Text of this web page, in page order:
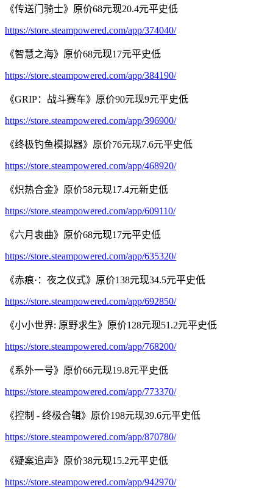
《传送门骑士》原价68元现20.4元平史低
https://store.steampowered.com/app/374040/
《智慧之海》原价68元现17元平史低
https://store.steampowered.com/app/384190/
《GRIP：战斗赛车》原价90元现9元平史低
https://store.steampowered.com/app/396900/
《终极钓鱼模拟器》原价76元现7.6元平史低
https://store.steampowered.com/app/468920/
《炽热合金》原价58元现17.4元新史低
https://store.steampowered.com/app/609110/
《六月衷曲》原价68元现17元平史低
https://store.steampowered.com/app/635320/
《赤痕·：夜之仪式》原价138元现34.5元平史低
https://store.steampowered.com/app/692850/
《小小世界: 原野求生》原价128元现51.2元平史低
https://store.steampowered.com/app/768200/
《系外一号》原价66元现19.8元平史低
https://store.steampowered.com/app/773370/
《控制 - 终极合辑》原价198元现39.6元平史低
https://store.steampowered.com/app/870780/
《疑案追声》原价38元现15.2元平史低
https://store.steampowered.com/app/942970/